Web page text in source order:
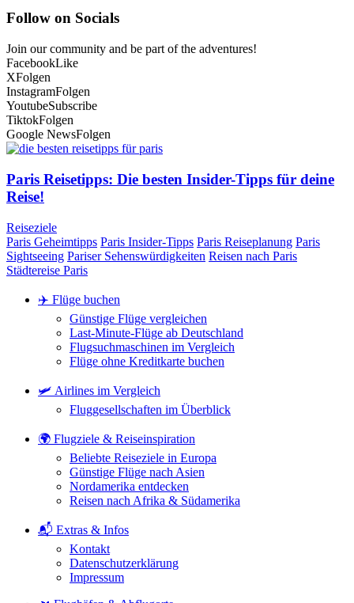
Follow on Socials
Join our community and be part of the adventures!
FacebookLike
XFolgen
InstagramFolgen
YoutubeSubscribe
TiktokFolgen
Google NewsFolgen
Paris Reisetipps: Die besten Insider-Tipps für deine
Reise!
Reiseziele
Paris Geheimtipps Paris Insider-Tipps Paris Reiseplanung Paris
Sightseeing Pariser Sehenswürdigkeiten Reisen nach Paris
Städtereise Paris
✈️ Flüge buchen
Günstige Flüge vergleichen
Last-Minute-Flüge ab Deutschland
Flugsuchmaschinen im Vergleich
Flüge ohne Kreditkarte buchen
🛩️ Airlines im Vergleich
Fluggesellschaften im Überblick
🌍 Flugziele & Reiseinspiration
Beliebte Reiseziele in Europa
Günstige Flüge nach Asien
Nordamerika entdecken
Reisen nach Afrika & Südamerika
📬 Extras & Infos
Kontakt
Datenschutzerklärung
Impressum